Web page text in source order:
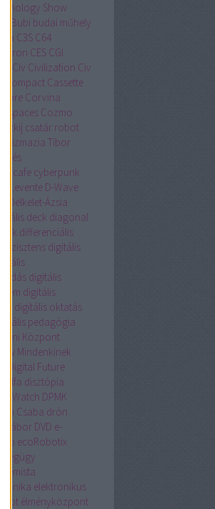
Show
Bubi budai műhely
C3S C64
Celeron CES CGI
Civ Civilization Civ
Compact Cassette
Core Corvina
spaces Cozmo
csatár robot
Csizmazia Tibor
cyberpunk
Levente D-Wave
Délkelet-Ázsia
deck diagonal
differenciális
digitális
digitális
digitális
digitális oktatás
digitális pedagógia
Központ
Mindenkinek
Digital Future
Alfa disztópia
Dot Watch DPMK
Csaba drón
DVD e-
eb ecoRobotix
elektronikus
élményközpont